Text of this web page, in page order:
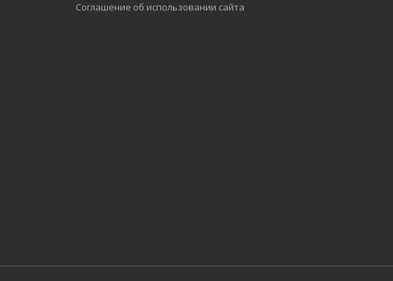
Соглашение об использовании сайта